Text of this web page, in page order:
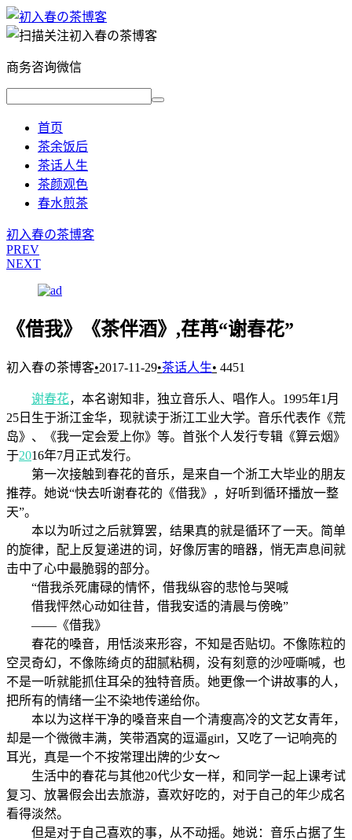
商务咨询微信
首页
茶余饭后
茶话人生
茶颜观色
春水煎茶
初入春の茶博客
PREV
NEXT
《借我》《茶伴酒》,荏苒“谢春花”
初入春の茶博客•2017-11-29•茶话人生• 4451
谢春花，本名谢知非，独立音乐人、唱作人。1995年1月
25日生于浙江金华，现就读于浙江工业大学。音乐代表作《荒
岛》、《我一定会爱上你》等。首张个人发行专辑《算云烟》
于2016年7月正式发行。
第一次接触到春花的音乐，是来自一个浙工大毕业的朋友
推荐。她说“快去听谢春花的《借我》，好听到循环播放一整
天”。
本以为听过之后就算罢，结果真的就是循环了一天。简单
的旋律，配上反复递进的词，好像厉害的暗器，悄无声息间就
击中了心中最脆弱的部分。
“借我杀死庸碌的情怀，借我纵容的悲怆与哭喊
借我怦然心动如往昔，借我安适的清晨与傍晚”
——《借我》
春花的嗓音，用恬淡来形容，不知是否贴切。不像陈粒的
空灵奇幻，不像陈绮贞的甜腻粘稠，没有刻意的沙哑嘶喊，也
不是一听就能抓住耳朵的独特音质。她更像一个讲故事的人，
把所有的情绪一尘不染地传递给你。
本以为这样干净的嗓音来自一个清瘦高冷的文艺女青年，
却是一个微微丰满，笑带酒窝的逗逼girl，又吃了一记响亮的
耳光，真是一个不按常理出牌的少女～
生活中的春花与其他20代少女一样，和同学一起上课考试
复习、放暑假会出去旅游，喜欢好吃的，对于自己的年少成名
看得淡然。
但是对于自己喜欢的事，从不动摇。她说：音乐占据了生